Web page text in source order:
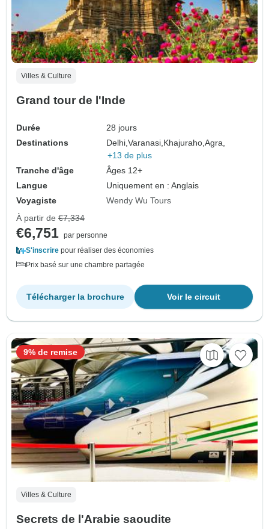
Villes & Culture
Grand tour de l'Inde
Durée
28 jours
Destinations
Delhi,Varanasi, Khajuraho,Agra,
+13 de plus
Tranche d'âge
Âges 12+
Langue
Uniquement en : Anglais
Voyagiste
Wendy Wu Tours
À partir de €7,334
€6,751 par personne
S'inscrire pour réaliser des économies
Prix basé sur une chambre partagée
Voir le circuit
Télécharger la brochure
Villes & Culture
Secrets de l'Arabie saoudite
9% de remise